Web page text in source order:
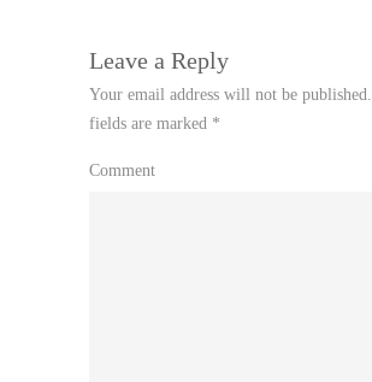
Leave a Reply
Your email address will not be published.
fields are marked *
Comment